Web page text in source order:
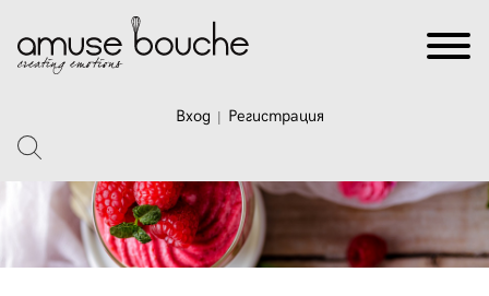
Вход Регистрация